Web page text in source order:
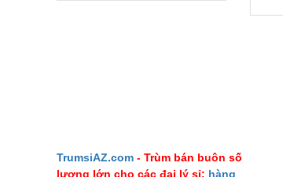
TrumsiAZ.com - Trùm bán buôn số
lượng lớn cho các đại lý sỉ: hàng